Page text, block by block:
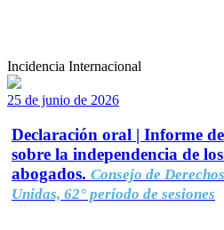
Incidencia Internacional
25 de junio de 2026
Declaración oral | Informe
sobre la independencia de
abogados. Consejo de
Unidas, 62° período de sesiones